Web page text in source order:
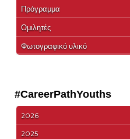
Πρόγραμμα
Ομιλητές
Φωτογραφικό υλικό
#CareerPathYouths
2026
2025